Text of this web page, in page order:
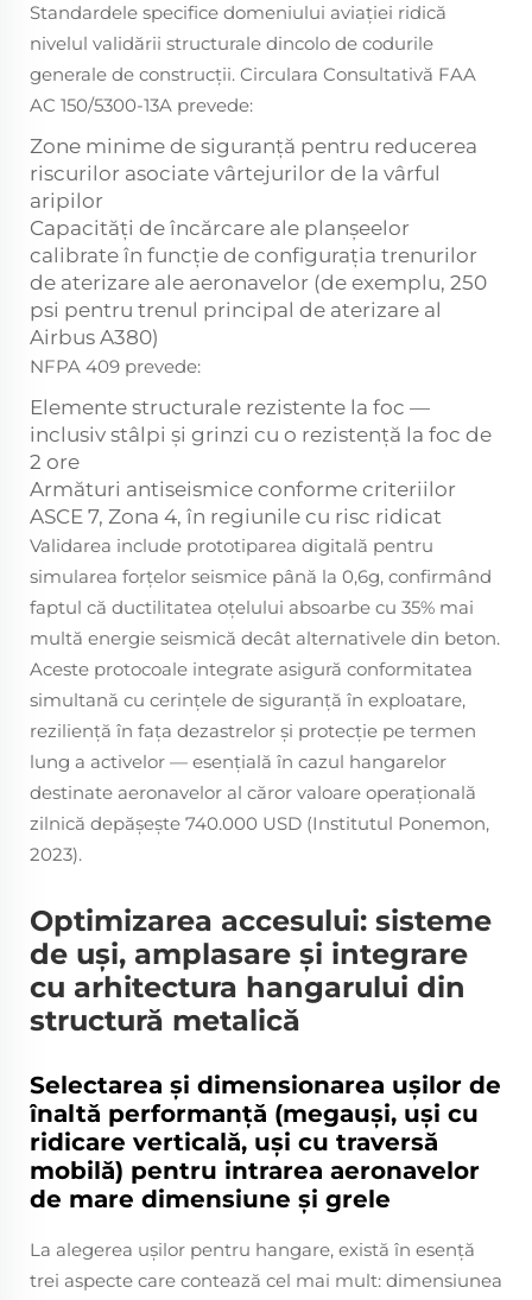
Standardele specifice domeniului aviației ridică
nivelul validării structurale dincolo de codurile
generale de construcții. Circulara Consultativă FAA
AC 150/5300-13A prevede:
Zone minime de siguranță pentru reducerea
riscurilor asociate vârtejurilor de la vârful
aripilor
Capacități de încărcare ale planșeelor
calibrate în funcție de configurația trenurilor
de aterizare ale aeronavelor (de exemplu, 250
psi pentru trenul principal de aterizare al
Airbus A380)
NFPA 409 prevede:
Elemente structurale rezistente la foc —
inclusiv stâlpi și grinzi cu o rezistență la foc de
2 ore
Armături antiseismice conforme criteriilor
ASCE 7, Zona 4, în regiunile cu risc ridicat
Validarea include prototiparea digitală pentru
simularea forțelor seismice până la 0,6g, confirmând
faptul că ductilitatea oțelului absoarbe cu 35% mai
multă energie seismică decât alternativele din beton.
Aceste protocoale integrate asigură conformitatea
simultană cu cerințele de siguranță în exploatare,
reziliență în fața dezastrelor și protecție pe termen
lung a activelor — esențială în cazul hangarelor
destinate aeronavelor al căror valoare operațională
zilnică depășește 740.000 USD (Institutul Ponemon,
2023).
Optimizarea accesului: sisteme
de uși, amplasare și integrare
cu arhitectura hangarului din
structură metalică
Selectarea și dimensionarea ușilor de
înaltă performanță (megauși, uși cu
ridicare verticală, uși cu traversă
mobilă) pentru intrarea aeronavelor
de mare dimensiune și grele
La alegerea ușilor pentru hangare, există în esență
trei aspecte care contează cel mai mult: dimensiunea